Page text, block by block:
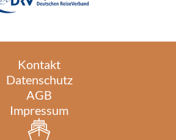
Kontakt
Datenschutz
AGB
Impressum